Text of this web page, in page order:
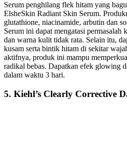
Serum penghilang flek hitam yang
ElsheSkin Radiant Skin Serum.
glutathione, niacinamide, arbutin dan
Serum ini dapat mengatasi permasalah
dan warna kulit tidak rata. Selain itu,
kusam serta bintik hitam di sekitar
aktifnya, produk ini mampu
radikal bebas. Dapatkan efek glowing
dalam waktu 3 hari.
5. Kiehl’s Clearly Corrective